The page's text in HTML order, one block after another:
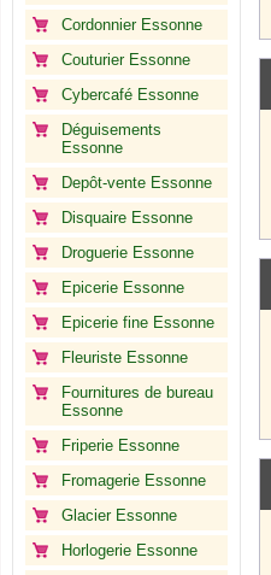
Cordonnier Essonne
Couturier Essonne
Cybercafé Essonne
Déguisements
Essonne
Depôt-vente Essonne
Disquaire Essonne
Droguerie Essonne
Epicerie Essonne
Epicerie fine Essonne
Fleuriste Essonne
Fournitures de bureau
Essonne
Friperie Essonne
Fromagerie Essonne
Glacier Essonne
Horlogerie Essonne